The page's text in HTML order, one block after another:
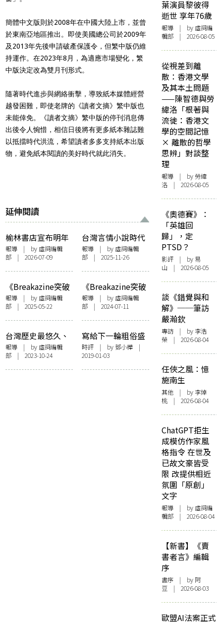
簡體中文版則於2008年在中國大陸上市，並曾
於東南亞地區推出。即使美國總公司於2009年
及2013年先後申請破產保護令，但繁中版仍維
持運作。在2023年8月，為適應市場變化，繁
中版決定改為雙月刊形式。
隨著時代進步與網絡衝擊，導致紙本媒體經營
越發困難，即使老牌的《讀者文摘》繁中版也
未能倖免。《讀者文摘》繁中版的停刊消息傳
出後令人惋惜，相信日後將有更多紙本雜誌難
以抵擋時代洪流，希望讀者多多支持紙本出版
物，避免紙本閱讀的美好時代就此消失。
延伸閱讀
榆林書店宣布明年
4月結束門市 推大
減價冀市民前來尋
寶 「繼續用心行到
最後」
報導 | by 虛詞編輯
部 | 2026-07-09
台灣言情小說時代
落幕 狗屋、萬達盛
2大出版社相繼結
業 回顧全盛到衰退
的變遷
報導| by 虛詞編輯
部 | 2025-11-26
《Breakazine突破
書誌》迎來最後一
期 舉辦「四種告別
式」向大眾說再見
報導 | by 虛詞編輯
部 | 2025-05-22
《Breakazine突破
書誌》創刊16年 近
年經營困難 於明年
4月停刊
報導| by 虛詞編輯
部 | 2024-07-11
台灣歷史最悠久、
創刊69年 文學月刊
《幼獅文藝》宣佈
於年底停刊
報導 | by 虛詞編輯
部 | 2023-10-24
寫給下一輪粗俗盛
世的備忘錄——由
《100毛》紙本停
刊談起
時評| by鄧小樺|
2019-01-03
葉演員黎彼得
逝世 享年76歲
報導 | by 虛詞編
輯部 | 2026-08-05
從視差到離
散：香港文學
及其本土問題
——陳智德與勞
緯洛「根著與
流徙：香港文
學的空間記憶
× 離散的哲學
思辨」對談整
理
報導 | by 勞緯
洛 | 2026-08-05
《奧德賽》：
「英雄回
歸」，定
PTSD？
影評 | by 易
山 | 2026-08-05
談《錯覺與和
解》──筆訪
嚴瀚欽
專訪 | by 李浩
榮 | 2026-08-04
任俠之風：憶
施南生
其他 | by 李焯
桃 | 2026-08-04
ChatGPT拒生
成模仿作家風
格指令 在世及
已故文豪皆受
限 改提供相近
氛圍「原創」
文字
報導 | by 虛詞編
輯部 | 2026-08-04
【新書】《賣
書者言》編輯
序
書序 | by 阿
豆 | 2026-08-03
歐盟AI法案正式